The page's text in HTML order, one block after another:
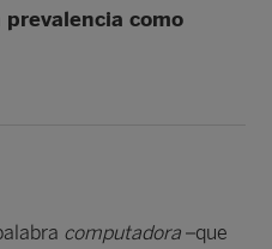
como
computadora –que